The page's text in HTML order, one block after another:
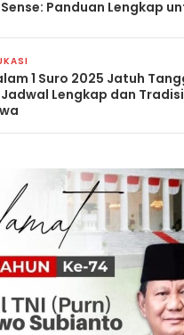
Panduan Lengkap
1 Suro 2025 Jatuh
Jadwal Lengkap dan